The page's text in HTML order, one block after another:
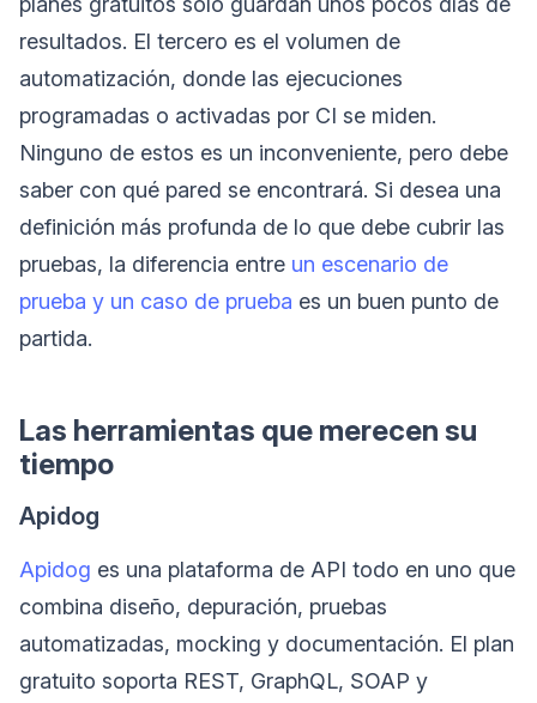
resultados. El tercero es el volumen de
automatización, donde las ejecuciones
programadas o activadas por CI se miden.
Ninguno de estos es un inconveniente, pero debe
saber con qué pared se encontrará. Si desea una
definición más profunda de lo que debe cubrir las
pruebas, la diferencia entre un escenario de
prueba y un caso de prueba es un buen punto de
partida.
Las herramientas que merecen su
tiempo
Apidog
Apidog es una plataforma de API todo en uno que
combina diseño, depuración, pruebas
automatizadas, mocking y documentación. El plan
gratuito soporta REST, GraphQL, SOAP y